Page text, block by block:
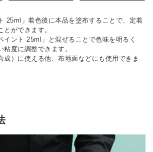
25ml」着色後に本品を塗布することで、定着
ができます。
イント 25ml」と混ぜることで色味を明るく
度に調整できます。
成）に使える他、布地面などにも使用できま